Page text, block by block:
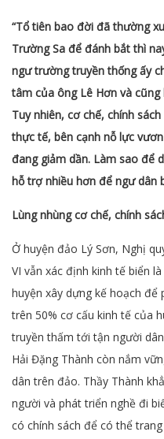
“Tổ tiên bao đời đã thường
Trường Sa để đánh bắt thì
ngư trường truyền thống ấy
tâm của ông Lê Hơn và
Tuy nhiên, cơ chế, chính
thực tế, bên cạnh nỗ lực
đang giảm dần. Làm sao để
hỗ trợ nhiều hơn để ngư dân
Lùng nhùng cơ chế, chính
Ở huyện đảo Lý Sơn, Nghị
VI vẫn xác định kinh tế biển
huyện xây dựng kế hoạch để
trên 50% cơ cấu kinh tế của
truyền thấm tới tận người
Hải Đặng Thành còn nắm
dân trên đảo. Thầy Thành
người và phát triển nghề đi
có chính sách để có thể